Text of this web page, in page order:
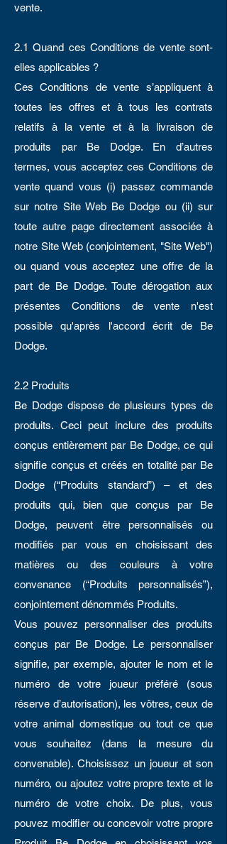
vente.
2.1 Quand ces Conditions de vente sont-
elles applicables ?
Ces Conditions de vente s’appliquent à
toutes les offres et à tous les contrats
relatifs à la vente et à la livraison de
produits par Be Dodge. En d’autres
termes, vous acceptez ces Conditions de
vente quand vous (i) passez commande
sur notre Site Web Be Dodge ou (ii) sur
toute autre page directement associée à
notre Site Web (conjointement, "Site Web")
ou quand vous acceptez une offre de la
part de Be Dodge. Toute dérogation aux
présentes Conditions de vente n'est
possible qu'après l'accord écrit de Be
Dodge.
2.2 Produits
Be Dodge dispose de plusieurs types de
produits. Ceci peut inclure des produits
conçus entièrement par Be Dodge, ce qui
signifie conçus et créés en totalité par Be
Dodge (“Produits standard”) – et des
produits qui, bien que conçus par Be
Dodge, peuvent être personnalisés ou
modifiés par vous en choisissant des
matières ou des couleurs à votre
convenance (“Produits personnalisés”),
conjointement dénommés Produits.
Vous pouvez personnaliser des produits
conçus par Be Dodge. Le personnaliser
signifie, par exemple, ajouter le nom et le
numéro de votre joueur préféré (sous
réserve d’autorisation), les vôtres, ceux de
votre animal domestique ou tout ce que
vous souhaitez (dans la mesure du
convenable). Choisissez un joueur et son
numéro, ou ajoutez votre propre texte et le
numéro de votre choix. De plus, vous
pouvez modifier ou concevoir votre propre